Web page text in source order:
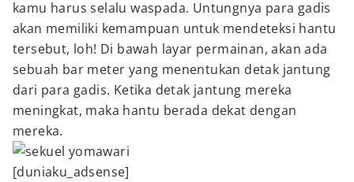
kamu harus selalu waspada. Untungnya para gadis
akan memiliki kemampuan untuk mendeteksi hantu
tersebut, loh! Di bawah layar permainan, akan ada
sebuah bar meter yang menentukan detak jantung
dari para gadis. Ketika detak jantung mereka
meningkat, maka hantu berada dekat dengan
mereka.
[duniaku_adsense]